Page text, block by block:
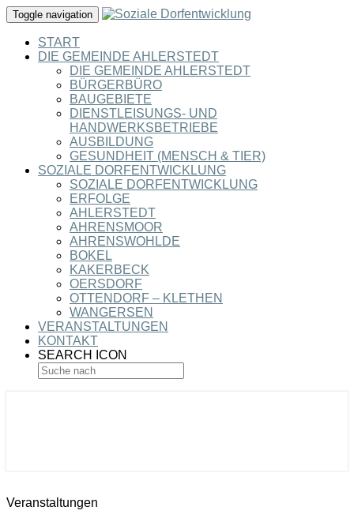
Toggle navigation
START
DIE GEMEINDE AHLERSTEDT
DIE GEMEINDE AHLERSTEDT
BÜRGERBÜRO
BAUGEBIETE
DIENSTLEISUNGS- UND
HANDWERKSBETRIEBE
AUSBILDUNG
GESUNDHEIT (MENSCH & TIER)
SOZIALE DORFENTWICKLUNG
SOZIALE DORFENTWICKLUNG
ERFOLGE
AHLERSTEDT
AHRENSMOOR
AHRENSWOHLDE
BOKEL
KAKERBECK
OERSDORF
OTTENDORF – KLETHEN
WANGERSEN
VERANSTALTUNGEN
KONTAKT
SEARCH ICON
Veranstaltungen